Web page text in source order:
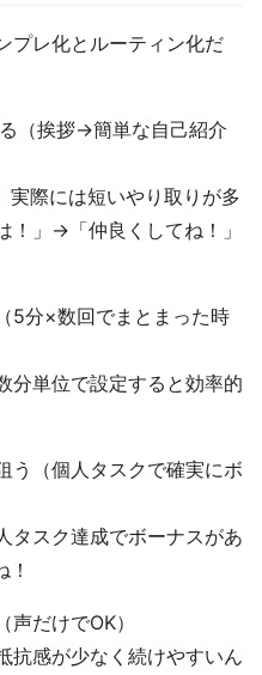
プレ化とルーティン化だ
（挨拶→簡単な自己紹介
際には短いやり取りが多
！」→「仲良くしてね！」
5分×数回でまとまった時
分単位で設定すると効率的
う（個人タスクで確実にボ
タスク達成でボーナスがあ
だけでOK）
抗感が少なく続けやすいん